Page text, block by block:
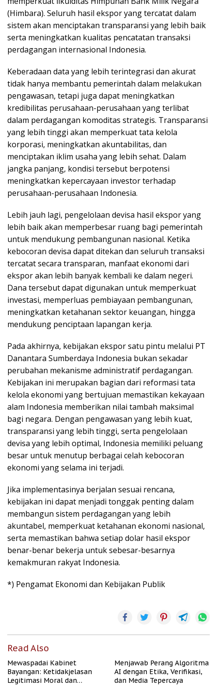
(Himbara). Seluruh hasil ekspor yang tercatat dalam
sistem akan menciptakan transparansi yang lebih baik
serta meningkatkan kualitas pencatatan transaksi
perdagangan internasional Indonesia.
Keberadaan data yang lebih terintegrasi dan akurat
tidak hanya membantu pemerintah dalam melakukan
pengawasan, tetapi juga dapat meningkatkan
kredibilitas perusahaan-perusahaan yang terlibat
dalam perdagangan komoditas strategis. Transparansi
yang lebih tinggi akan memperkuat tata kelola
korporasi, meningkatkan akuntabilitas, dan
menciptakan iklim usaha yang lebih sehat. Dalam
jangka panjang, kondisi tersebut berpotensi
meningkatkan kepercayaan investor terhadap
perusahaan-perusahaan Indonesia.
Lebih jauh lagi, pengelolaan devisa hasil ekspor yang
lebih baik akan memperbesar ruang bagi pemerintah
untuk mendukung pembangunan nasional. Ketika
kebocoran devisa dapat ditekan dan seluruh transaksi
tercatat secara transparan, manfaat ekonomi dari
ekspor akan lebih banyak kembali ke dalam negeri.
Dana tersebut dapat digunakan untuk memperkuat
investasi, memperluas pembiayaan pembangunan,
meningkatkan ketahanan sektor keuangan, hingga
mendukung penciptaan lapangan kerja.
Pada akhirnya, kebijakan ekspor satu pintu melalui PT
Danantara Sumberdaya Indonesia bukan sekadar
perubahan mekanisme administratif perdagangan.
Kebijakan ini merupakan bagian dari reformasi tata
kelola ekonomi yang bertujuan memastikan kekayaan
alam Indonesia memberikan nilai tambah maksimal
bagi negara. Dengan pengawasan yang lebih kuat,
transparansi yang lebih tinggi, serta pengelolaan
devisa yang lebih optimal, Indonesia memiliki peluang
besar untuk menutup berbagai celah kebocoran
ekonomi yang selama ini terjadi.
Jika implementasinya berjalan sesuai rencana,
kebijakan ini dapat menjadi tonggak penting dalam
membangun sistem perdagangan yang lebih
akuntabel, memperkuat ketahanan ekonomi nasional,
serta memastikan bahwa setiap dolar hasil ekspor
benar-benar bekerja untuk sebesar-besarnya
kemakmuran rakyat Indonesia.
*) Pengamat Ekonomi dan Kebijakan Publik
Read Also
Mewaspadai Kabinet
Bayangan: Ketidakjelasan
Legitimasi Moral dan
Menjawab Perang Algoritma
AI dengan Etika, Verifikasi,
dan Media Tepercaya